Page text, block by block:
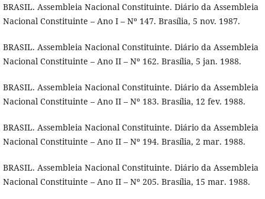
BRASIL. Assembleia Nacional Constituinte. Diário da Assembleia
Nacional Constituinte – Ano I – Nº 147. Brasília, 5 nov. 1987.
BRASIL. Assembleia Nacional Constituinte. Diário da Assembleia
Nacional Constituinte – Ano II – Nº 162. Brasília, 5 jan. 1988.
BRASIL. Assembleia Nacional Constituinte. Diário da Assembleia
Nacional Constituinte – Ano II – Nº 183. Brasília, 12 fev. 1988.
BRASIL. Assembleia Nacional Constituinte. Diário da Assembleia
Nacional Constituinte – Ano II – Nº 194. Brasília, 2 mar. 1988.
BRASIL. Assembleia Nacional Constituinte. Diário da Assembleia
Nacional Constituinte – Ano II – Nº 205. Brasília, 15 mar. 1988.